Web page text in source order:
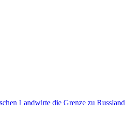
Landwirte die Grenze zu Russland